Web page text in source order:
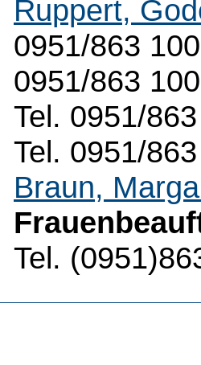
Ruppert,
0951/863
0951/863
Tel. 0951/
Tel. 0951/
Braun,
Tel.